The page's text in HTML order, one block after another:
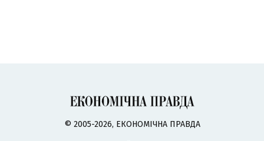
© 2005-2026, ЕКОНОМІЧНА ПРАВДА